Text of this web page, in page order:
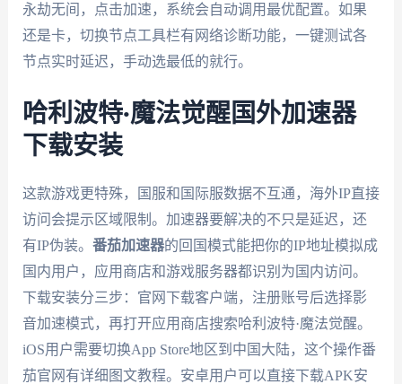
永劫无间，点击加速，系统会自动调用最优配置。如果
还是卡，切换节点工具栏有网络诊断功能，一键测试各
节点实时延迟，手动选最低的就行。
哈利波特·魔法觉醒国外加速器
下载安装
这款游戏更特殊，国服和国际服数据不互通，海外IP直接
访问会提示区域限制。加速器要解决的不只是延迟，还
有IP伪装。 番茄加速器的回国模式能把你的IP地址模拟成
国内用户，应用商店和游戏服务器都识别为国内访问。
下载安装分三步：官网下载客户端，注册账号后选择影
音加速模式，再打开应用商店搜索哈利波特·魔法觉醒。
iOS用户需要切换App Store地区到中国大陆，这个操作番
茄官网有详细图文教程。安卓用户可以直接下载APK安